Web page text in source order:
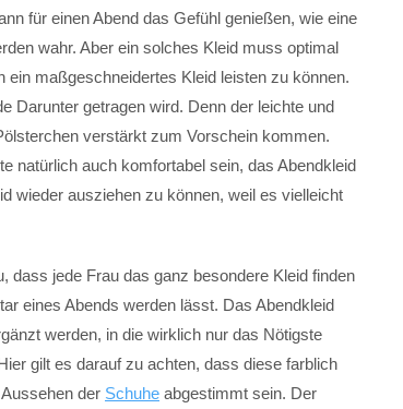
für einen Abend das Gefühl genießen, wie eine
wahr. Aber ein solches Kleid muss optimal
maßgeschneidertes Kleid leisten zu können.
Darunter getragen wird. Denn der leichte und
verstärkt zum Vorschein kommen.
natürlich auch komfortabel sein, das Abendkleid
wieder ausziehen zu können, weil es vielleicht
dass jede Frau das ganz besondere Kleid finden
eines Abends werden lässt. Das Abendkleid
werden, in die wirklich nur das Nötigste
gilt es darauf zu achten, dass diese farblich
der Schuhe abgestimmt sein. Der